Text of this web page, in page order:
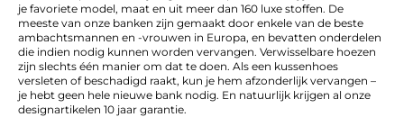
je favoriete model, maat en uit meer dan 160 luxe stoffen. De
meeste van onze banken zijn gemaakt door enkele van de beste
ambachtsmannen en -vrouwen in Europa, en bevatten onderdelen
die indien nodig kunnen worden vervangen. Verwisselbare hoezen
zijn slechts één manier om dat te doen. Als een kussenhoes
versleten of beschadigd raakt, kun je hem afzonderlijk vervangen –
je hebt geen hele nieuwe bank nodig. En natuurlijk krijgen al onze
designartikelen 10 jaar garantie.